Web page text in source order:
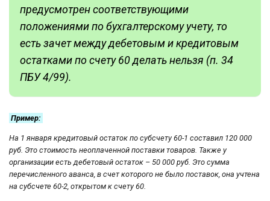
предусмотрен соответствующими
положениями по бухгалтерскому учету, то
есть зачет между дебетовым и кредитовым
остатками по счету 60 делать нельзя (п. 34
ПБУ 4/99).
Пример:
На 1 января кредитовый остаток по субсчету 60-1 составил 120 000
руб. Это стоимость неоплаченной поставки товаров. Также у
организации есть дебетовый остаток – 50 000 руб. Это сумма
перечисленного аванса, в счет которого не было поставок, она учтена
на субсчете 60-2, открытом к счету 60.